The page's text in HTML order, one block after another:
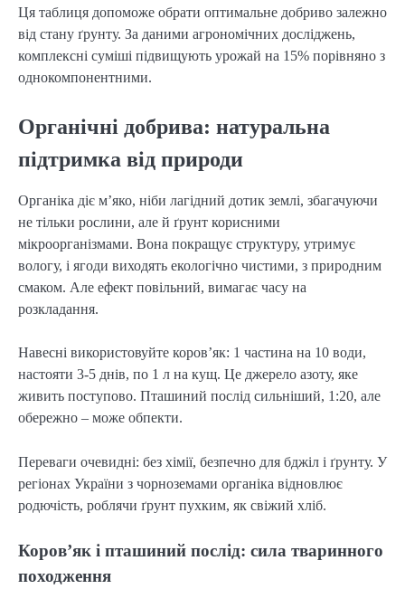
Ця таблиця допоможе обрати оптимальне добриво залежно
від стану ґрунту. За даними агрономічних досліджень,
комплексні суміші підвищують урожай на 15% порівняно з
однокомпонентними.
Органічні добрива: натуральна
підтримка від природи
Органіка діє м’яко, ніби лагідний дотик землі, збагачуючи
не тільки рослини, але й ґрунт корисними
мікроорганізмами. Вона покращує структуру, утримує
вологу, і ягоди виходять екологічно чистими, з природним
смаком. Але ефект повільний, вимагає часу на
розкладання.
Навесні використовуйте коров’як: 1 частина на 10 води,
настояти 3-5 днів, по 1 л на кущ. Це джерело азоту, яке
живить поступово. Пташиний послід сильніший, 1:20, але
обережно – може обпекти.
Переваги очевидні: без хімії, безпечно для бджіл і ґрунту. У
регіонах України з чорноземами органіка відновлює
родючість, роблячи ґрунт пухким, як свіжий хліб.
Коров’як і пташиний послід: сила тваринного
походження